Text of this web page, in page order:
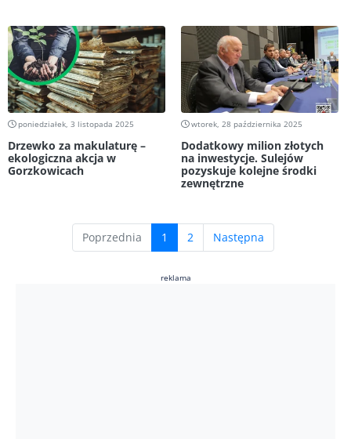
poniedziałek, 3 listopada 2025
Drzewko za makulaturę –
ekologiczna akcja w
Gorzkowicach
wtorek, 28 października 2025
Dodatkowy milion złotych
na inwestycje. Sulejów
pozyskuje kolejne środki
zewnętrzne
Poprzednia 1 (current)
2 Następna
reklama